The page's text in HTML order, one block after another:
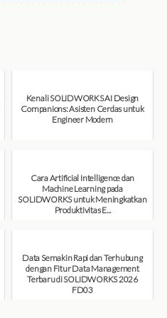
Kenali SOLIDWORKS AI Design
Companions: Asisten Cerdas untuk
Engineer Modern
Cara Artificial Intelligence dan
Machine Learning pada
SOLIDWORKS untuk Meningkatkan
Produktivitas E...
Data Semakin Rapi dan Terhubung
dengan Fitur Data Management
Terbaru di SOLIDWORKS 2026
FD03